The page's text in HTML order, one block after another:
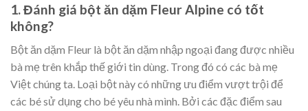
1. Đánh giá bột ăn dặm Fleur Alpine có tốt
không?
Bột ăn dặm Fleur là bột ăn dặm nhập ngoại đang được nhiều
bà mẹ trên khắp thế giới tin dùng. Trong đó có các bà mẹ
Việt chúng ta. Loại bột này có những ưu điểm vượt trội để
các bé sử dụng cho bé yêu nhà mình. Bởi các đặc điểm sau